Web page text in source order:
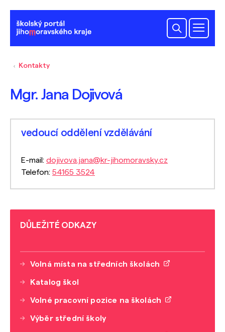
Kontakty
Mgr. Jana Dojivová
vedoucí oddělení vzdělávání
E-mail: dojivova.jana@kr-jihomoravsky.cz
Telefon: 54165 3524
DŮLEŽITÉ ODKAZY
Volná místa na středních školách
Katalog škol
Volné pracovní pozice na školách
Výběr střední školy